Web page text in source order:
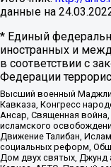
данные на
* Единый
иностранных и
в соответствии с
Федерации
Высший военный
Кавказа, Конгресс
Ансар, Священная
исламского
Движение Талибан,
социальных реформ,
Дом двух святых,